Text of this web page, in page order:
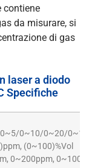
contiene
da misurare, si
di gas
laser a diodo
Specifiche
0~5/0~10/0~20/
(0~100)%Vol
0~200ppm,